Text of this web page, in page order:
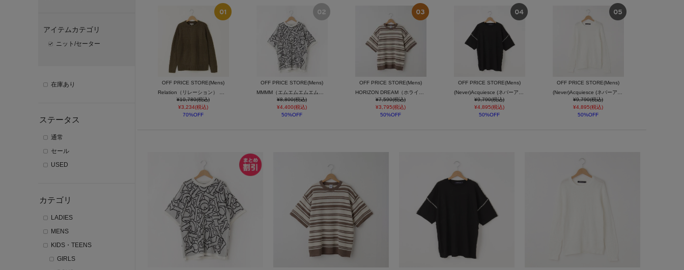
アイテムカテゴリ
ニット/セーター
在庫あり
ステータス
通常
セール
USED
カテゴリ
LADIES
MENS
KIDS・TEENS
GIRLS
OFF PRICE STORE(Mens)
¥10,780(税込)
¥3,234(税込)
70%OFF
OFF PRICE STORE(Mens)
¥8,800(税込)
¥4,400(税込)
50%OFF
OFF PRICE STORE(Mens)
¥7,590(税込)
¥3,795(税込)
50%OFF
OFF PRICE STORE(Mens)
¥9,790(税込)
¥4,895(税込)
50%OFF
OFF PRICE STORE(Mens)
¥9,790(税込)
¥4,895(税込)
50%OFF